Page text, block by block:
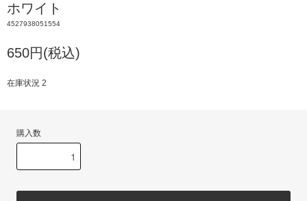
ホワイト
4527938051554
650円(税込)
在庫状況 2
購入数